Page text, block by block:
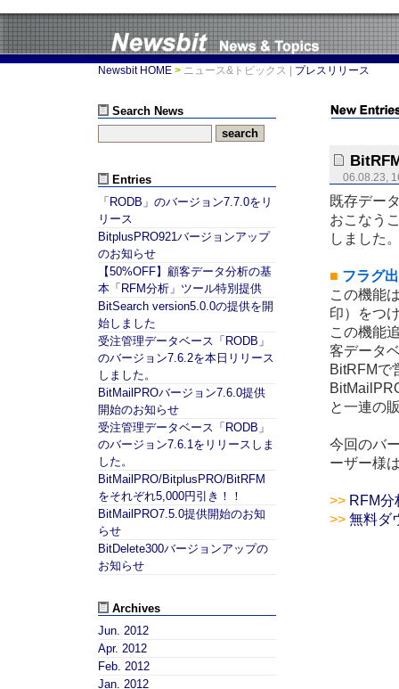
Newsbit HOME > ニュース&トピックス プレスリリース
06.08.23,
既存デー
おこなう
しました
■ フラグ
この機能
印）をつ
この機能
客データ
BitRFMで
と一連の
今回のバ
ーザー様
>> RFM分
>> 無料ダ
Search News
Entries
「RODB」のバージョン7.7.0をリ
リース
BitplusPRO921バージョンアップ
のお知らせ
【50%OFF】顧客データ分析の基
本「RFM分析」ツール特別提供
BitSearch version5.0.0の提供を開
始しました
受注管理データベース「RODB」
のバージョン7.6.2を本日リリース
しました。
BitMailPROバージョン7.6.0提供
開始のお知らせ
受注管理データベース「RODB」
のバージョン7.6.1をリリースしま
した。
BitMailPRO/BitplusPRO/BitRFM
をそれぞれ5,000円引き！！
BitMailPRO7.5.0提供開始のお知
らせ
BitDelete300バージョンアップの
お知らせ
Archives
Jun. 2012
Apr. 2012
Feb. 2012
Jan. 2012